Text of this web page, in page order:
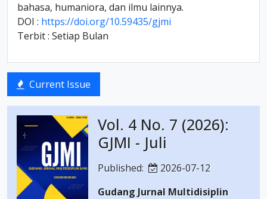
bahasa, humaniora, dan ilmu lainnya.
DOI : https://doi.org/10.59435/gjmi
Terbit : Setiap Bulan
Current Issue
Vol. 4 No. 7 (2026):
GJMI - Juli
Published:
2026-07-12
Gudang Jurnal Multidisiplin